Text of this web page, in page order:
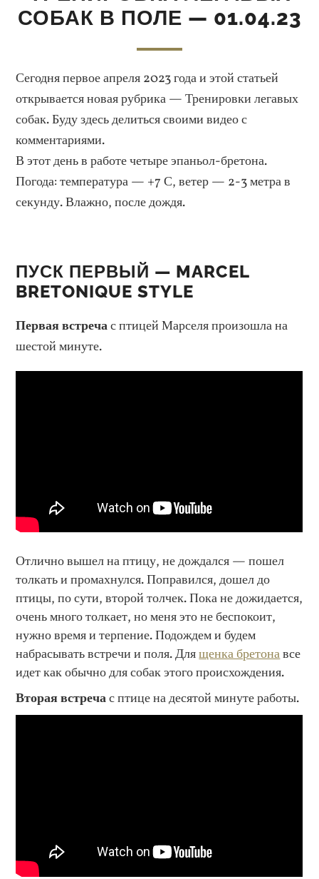
СОБАК В ПОЛЕ — 01.04.23
Сегодня первое апреля 2023 года и этой статьей
открывается новая рубрика — Тренировки легавых
собак. Буду здесь делиться своими видео с
комментариями.
В этот день в работе четыре эпаньол-бретона.
Погода: температура — +7 С, ветер — 2-3 метра в
секунду. Влажно, после дождя.
ПУСК ПЕРВЫЙ — MARCEL
BRETONIQUE STYLE
Первая встречас птицей Марселя произошла на
шестой минуте.
Отлично вышел на птицу, не дождался — пошел
толкать и промахнулся. Поправился, дошел до
птицы, по сути, второй толчек. Пока не дожидается,
очень много толкает, но меня это не беспокоит,
нужно время и терпение. Подождем и будем
набрасывать встречи и поля. Длященка бретонавсе
идет как обычно для собак этого происхождения.
Вторая встречас птице на десятой минуте работы.